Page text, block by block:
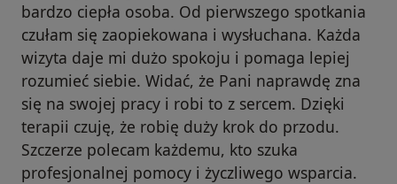
bardzo ciepła osoba. Od pierwszego spotkania
czułam się zaopiekowana i wysłuchana. Każda
wizyta daje mi dużo spokoju i pomaga lepiej
rozumieć siebie. Widać, że Pani naprawdę zna
się na swojej pracy i robi to z sercem. Dzięki
terapii czuję, że robię duży krok do przodu.
Szczerze polecam każdemu, kto szuka
profesjonalnej pomocy i życzliwego wsparcia.